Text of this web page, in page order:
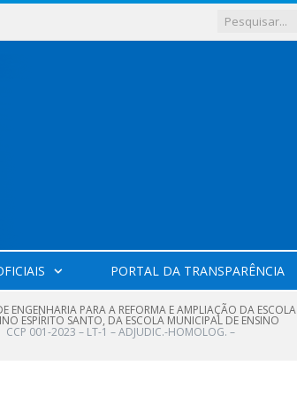
PORTAL DA TRANSPARÊNCIA
ENGENHARIA PARA A REFORMA E AMPLIAÇÃO DA ESCOLA
ESPÍRITO SANTO, DA ESCOLA MUNICIPAL DE ENSINO
CCP 001-2023 – LT-1 – ADJUDIC.-HOMOLOG. –